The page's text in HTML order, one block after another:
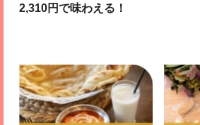
2,310円で味わえる！